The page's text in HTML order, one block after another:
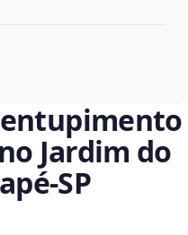
Jardim do